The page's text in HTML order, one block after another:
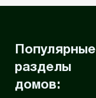
Популярные
разделы
домов: